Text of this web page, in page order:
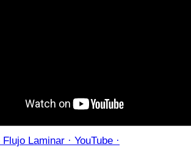
Laminar · YouTube ·